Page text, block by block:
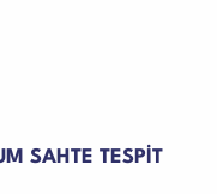
SAHTE TESPİT